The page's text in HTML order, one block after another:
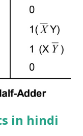
वेरिएबल के लिए S
बिट ...
in hindi